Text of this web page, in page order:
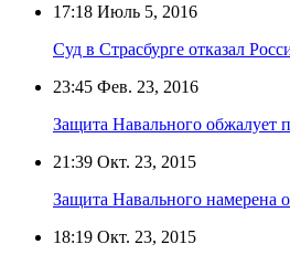
17:18 Июль 5, 2016
Суд в Страсбурге отказал
23:45 Фев. 23, 2016
Защита Навального обжалует
21:39 Окт. 23, 2015
Защита Навального намерена
18:19 Окт. 23, 2015